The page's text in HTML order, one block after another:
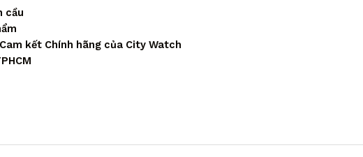
cầu
kết Chính hãng của City Watch